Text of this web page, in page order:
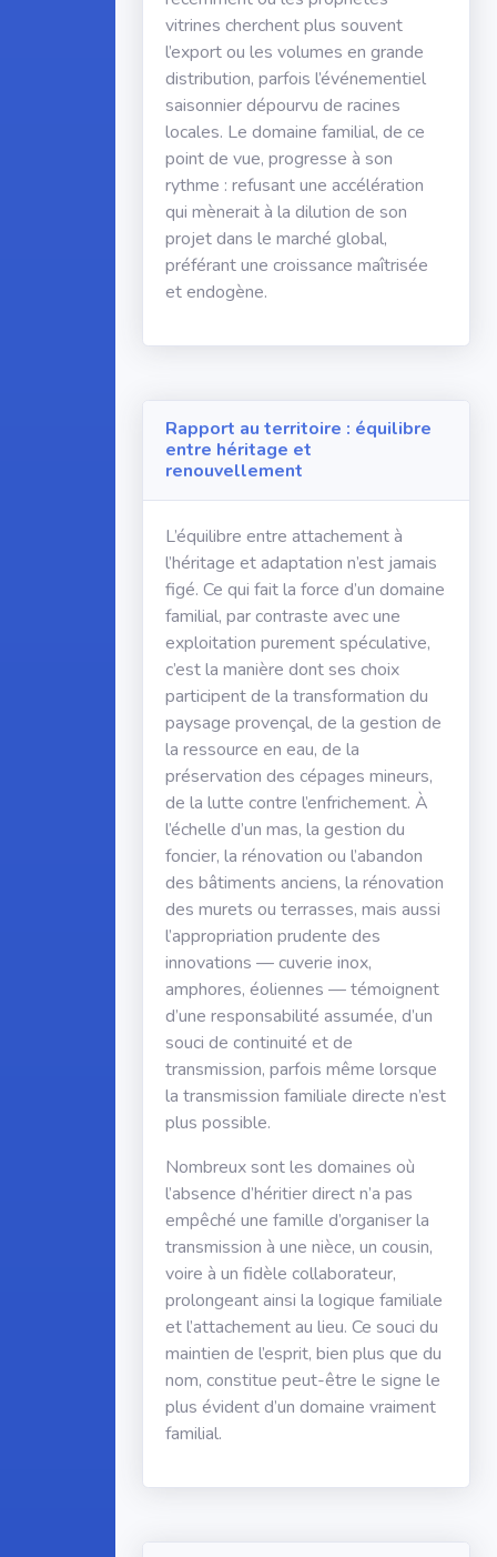
vitrines cherchent plus souvent
l’export ou les volumes en grande
distribution, parfois l’événementiel
saisonnier dépourvu de racines
locales. Le domaine familial, de ce
point de vue, progresse à son
rythme : refusant une accélération
qui mènerait à la dilution de son
projet dans le marché global,
préférant une croissance maîtrisée
et endogène.
Rapport au territoire : équilibre
entre héritage et
renouvellement
L’équilibre entre attachement à
l’héritage et adaptation n’est jamais
figé. Ce qui fait la force d’un domaine
familial, par contraste avec une
exploitation purement spéculative,
c’est la manière dont ses choix
participent de la transformation du
paysage provençal, de la gestion de
la ressource en eau, de la
préservation des cépages mineurs,
de la lutte contre l’enfrichement. À
l’échelle d’un mas, la gestion du
foncier, la rénovation ou l’abandon
des bâtiments anciens, la rénovation
des murets ou terrasses, mais aussi
l’appropriation prudente des
innovations — cuverie inox,
amphores, éoliennes — témoignent
d’une responsabilité assumée, d’un
souci de continuité et de
transmission, parfois même lorsque
la transmission familiale directe n’est
plus possible.
Nombreux sont les domaines où
l’absence d’héritier direct n’a pas
empêché une famille d’organiser la
transmission à une nièce, un cousin,
voire à un fidèle collaborateur,
prolongeant ainsi la logique familiale
et l’attachement au lieu. Ce souci du
maintien de l’esprit, bien plus que du
nom, constitue peut-être le signe le
plus évident d’un domaine vraiment
familial.